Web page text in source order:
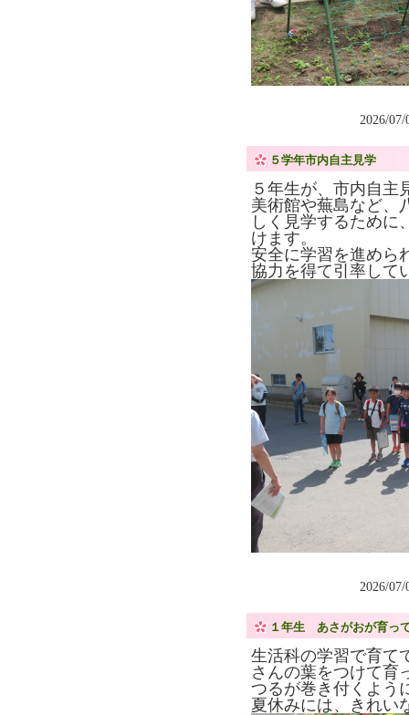
2026/
５学年市内自主見学
５年生が、市内自主
美術館や蕪島など、
しく見学するために
けます。
安全に学習を進めら
協力を得て引率して
2026/
１年生 あさがおが育っ
生活科の学習で育て
さんの葉をつけて育
つるが巻き付くよう
夏休みには、きれい